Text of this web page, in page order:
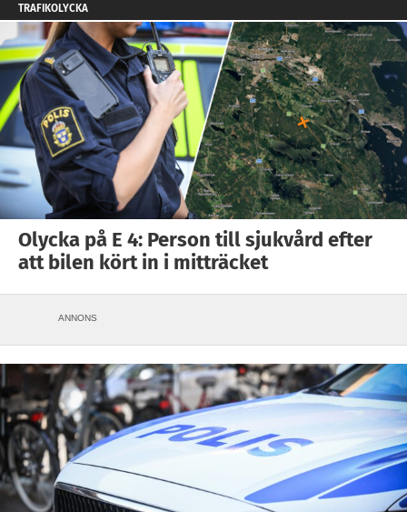
TRAFIKOLYCKA
Olycka på E 4: Person till sjukvård efter
att bilen kört in i mitträcket
ANNONS